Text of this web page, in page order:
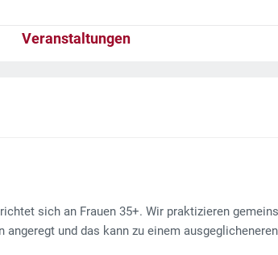
Veranstaltungen
sich an Frauen 35+. Wir praktizieren
und das kann zu einem